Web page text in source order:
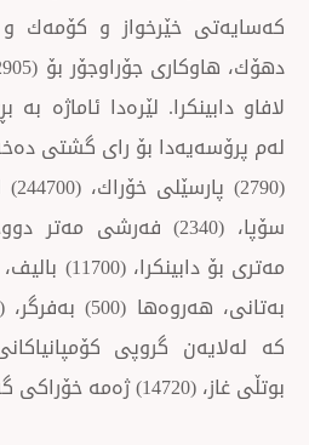
و كۆمەك و
دهۆك، هاوكاری جۆراوجۆر بۆ
لێرەدا ئاماژە بە بڕی
بۆ رای گشتی دەخەینەڕوو: